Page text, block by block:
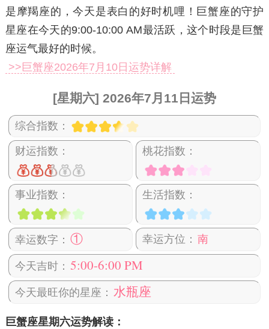
是摩羯座的，今天是表白的好时机哩！巨蟹座的守护
星座在今天的9:00-10:00 AM最活跃，这个时段是巨蟹
座运气最好的时候。
>>巨蟹座2026年7月10日运势详解
[星期六] 2026年7月11日运势
综合指数：
财运指数： 桃花指数：
事业指数： 生活指数：
幸运数字： ① 幸运方位： 南
今天吉时： 5:00-6:00 PM
今天最旺你的星座： 水瓶座
巨蟹座星期六运势解读：